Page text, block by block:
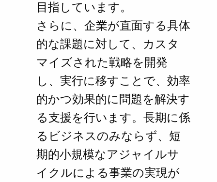
目指しています。
さらに、企業が直面する具体
的な課題に対して、カスタ
マイズされた戦略を開発
し、実行に移すことで、効率
的かつ効果的に問題を解決す
る支援を行います。長期に係
るビジネスのみならず、短
期的小規模なアジャイルサ
イクルによる事業の実現が